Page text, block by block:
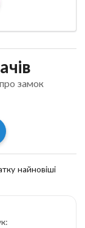
замок
найновіші